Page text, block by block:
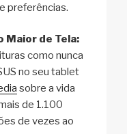
preferências.
Maior de Tela:
como nunca
no seu tablet
sobre a vida
de 1.100
de vezes ao